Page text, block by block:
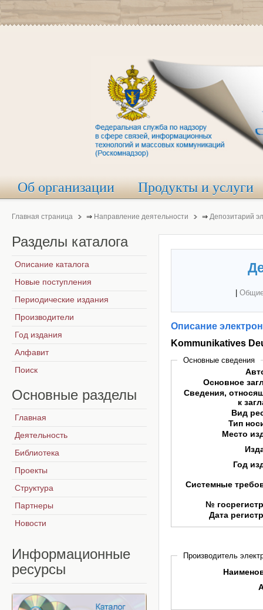
Об организации Продукты и услуги
Главная страница ⇒ Направление деятельности ⇒ Депозитарий
Описание
Kommunikatives
Основные сведения
Основное
Сведения,
к
Вид
Тип
Место
Год
Системные
№
Дата
Производитель
Разделы каталога
Описание каталога
Новые поступления
Периодические издания
Производители
Год издания
Алфавит
Поиск
Основные разделы
Главная
Деятельность
Библиотека
Проекты
Структура
Партнеры
Новости
Информационные
ресурсы